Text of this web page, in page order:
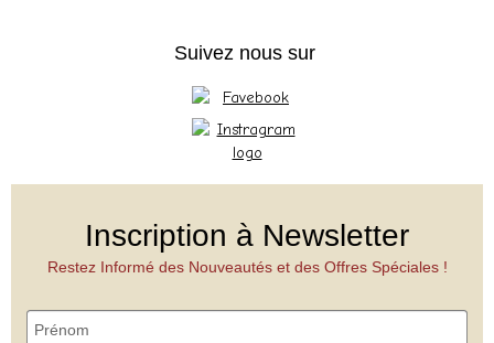
Suivez nous sur
Inscription à Newsletter
Restez Informé des Nouveautés et des Offres Spéciales !